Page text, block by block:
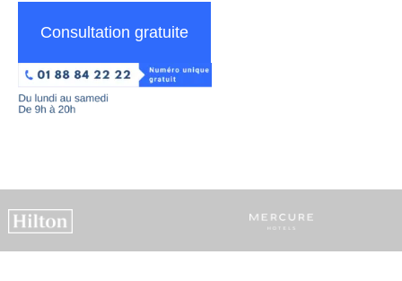
Consultation gratuite